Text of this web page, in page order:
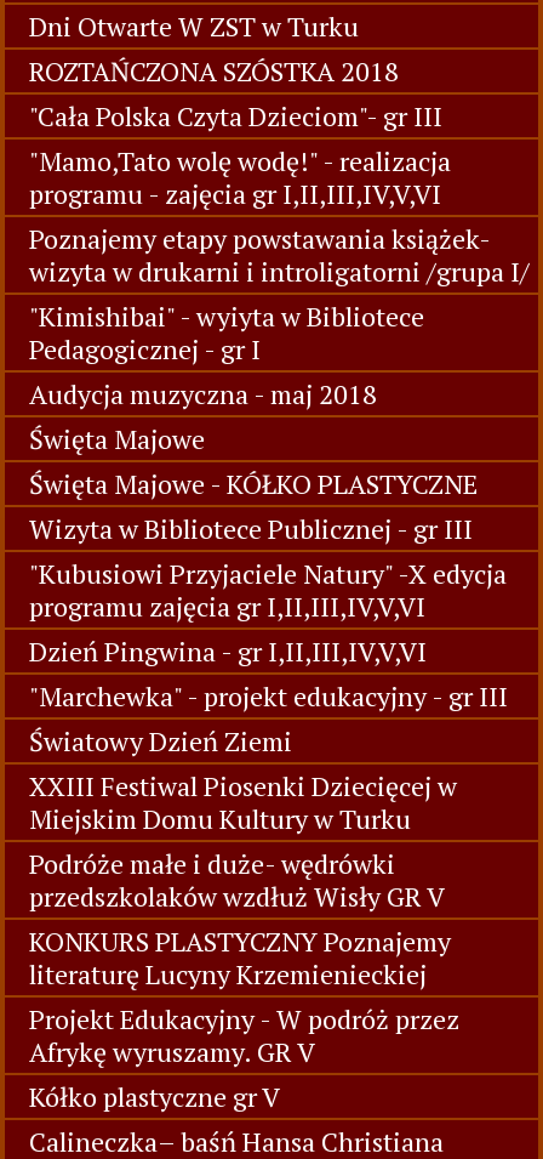
Dni Otwarte W ZST w Turku
ROZTAŃCZONA SZÓSTKA 2018
"Cała Polska Czyta Dzieciom"- gr III
"Mamo,Tato wolę wodę!" - realizacja
programu - zajęcia gr I,II,III,IV,V,VI
Poznajemy etapy powstawania książek-
wizyta w drukarni i introligatorni /grupa I/
"Kimishibai" - wyiyta w Bibliotece
Pedagogicznej - gr I
Audycja muzyczna - maj 2018
Święta Majowe
Święta Majowe - KÓŁKO PLASTYCZNE
Wizyta w Bibliotece Publicznej - gr III
"Kubusiowi Przyjaciele Natury" -X edycja
programu zajęcia gr I,II,III,IV,V,VI
Dzień Pingwina - gr I,II,III,IV,V,VI
"Marchewka" - projekt edukacyjny - gr III
Światowy Dzień Ziemi
XXIII Festiwal Piosenki Dziecięcej w
Miejskim Domu Kultury w Turku
Podróże małe i duże- wędrówki
przedszkolaków wzdłuż Wisły GR V
KONKURS PLASTYCZNY Poznajemy
literaturę Lucyny Krzemienieckiej
Projekt Edukacyjny - W podróż przez
Afrykę wyruszamy. GR V
Kółko plastyczne gr V
Calineczka– baśń Hansa Christiana